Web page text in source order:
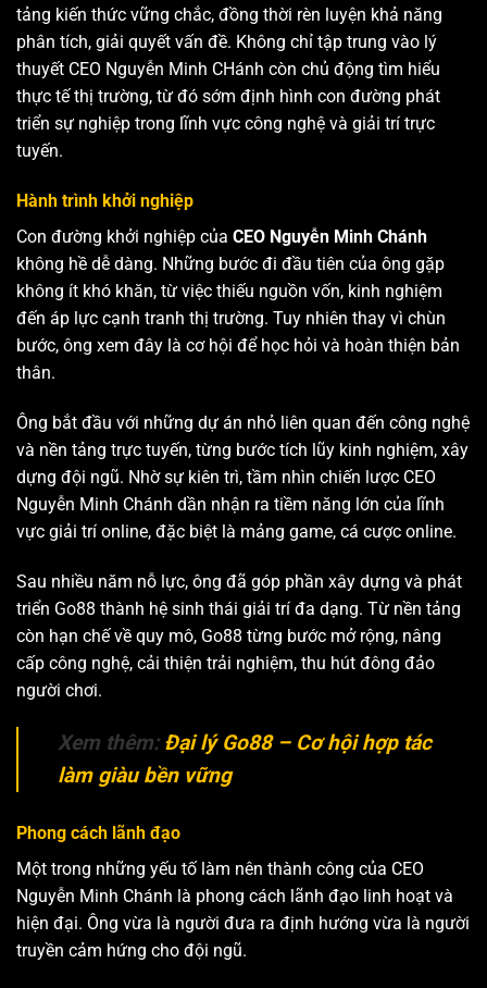
tảng kiến thức vững chắc, đồng thời rèn luyện khả năng
phân tích, giải quyết vấn đề. Không chỉ tập trung vào lý
thuyết CEO Nguyễn Minh CHánh còn chủ động tìm hiểu
thực tế thị trường, từ đó sớm định hình con đường phát
triển sự nghiệp trong lĩnh vực công nghệ và giải trí trực
tuyến.
Hành trình khởi nghiệp
Con đường khởi nghiệp của CEO Nguyễn Minh Chánh
không hề dễ dàng. Những bước đi đầu tiên của ông gặp
không ít khó khăn, từ việc thiếu nguồn vốn, kinh nghiệm
đến áp lực cạnh tranh thị trường. Tuy nhiên thay vì chùn
bước, ông xem đây là cơ hội để học hỏi và hoàn thiện bản
thân.
Ông bắt đầu với những dự án nhỏ liên quan đến công nghệ
và nền tảng trực tuyến, từng bước tích lũy kinh nghiệm, xây
dựng đội ngũ. Nhờ sự kiên trì, tầm nhìn chiến lược CEO
Nguyễn Minh Chánh dần nhận ra tiềm năng lớn của lĩnh
vực giải trí online, đặc biệt là mảng game, cá cược online.
Sau nhiều năm nỗ lực, ông đã góp phần xây dựng và phát
triển Go88 thành hệ sinh thái giải trí đa dạng. Từ nền tảng
còn hạn chế về quy mô, Go88 từng bước mở rộng, nâng
cấp công nghệ, cải thiện trải nghiệm, thu hút đông đảo
người chơi.
Xem thêm: Đại lý Go88 – Cơ hội hợp tác
làm giàu bền vững
Phong cách lãnh đạo
Một trong những yếu tố làm nên thành công của CEO
Nguyễn Minh Chánh là phong cách lãnh đạo linh hoạt và
hiện đại. Ông vừa là người đưa ra định hướng vừa là người
truyền cảm hứng cho đội ngũ.